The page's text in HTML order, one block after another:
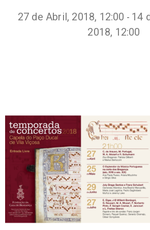
+351
214
fcbraganca@fcbraganca.pt
27 de Abril, 2018, 12:00 - 14
2018, 12:00